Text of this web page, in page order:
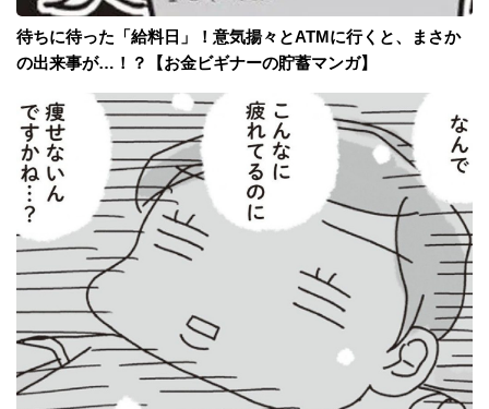
待ちに待った「給料日」！意気揚々とATMに行くと、まさか
の出来事が…！？【お金ビギナーの貯蓄マンガ】